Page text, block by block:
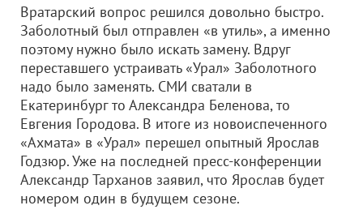
Вратарский вопрос решился довольно быстро.
Заболотный был отправлен «в утиль», а именно
поэтому нужно было искать замену. Вдруг
переставшего устраивать «Урал» Заболотного
надо было заменять. СМИ сватали в
Екатеринбург то Александра Беленова, то
Евгения Городова. В итоге из новоиспеченного
«Ахмата» в «Урал» перешел опытный Ярослав
Годзюр. Уже на последней пресс-конференции
Александр Тарханов заявил, что Ярослав будет
номером один в будущем сезоне.